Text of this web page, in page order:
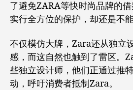
了避免ZARA等快时尚品牌的
实行全方位的保护，却还是不
不仅模仿大牌，Zara还从独立
感，而这自然也触到了雷区。
些独立设计师，他们正通过推
动，呼吁消费者抵制Zara。